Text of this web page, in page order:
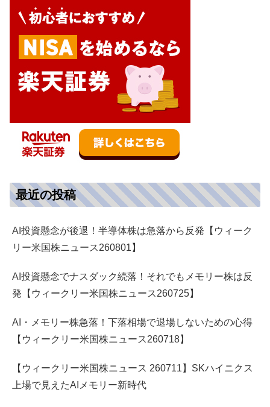
最近の投稿
AI投資懸念が後退！半導体株は急落から反発【ウィーク
リー米国株ニュース260801】
AI投資懸念でナスダック続落！それでもメモリー株は反
発【ウィークリー米国株ニュース260725】
AI・メモリー株急落！下落相場で退場しないための心得
【ウィークリー米国株ニュース260718】
【ウィークリー米国株ニュース 260711】SKハイニクス
上場で見えたAIメモリー新時代